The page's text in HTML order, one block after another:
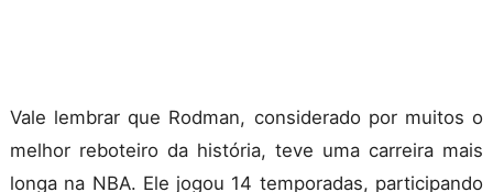
Vale lembrar que Rodman, considerado por muitos o
melhor reboteiro da história, teve uma carreira mais
longa na NBA. Ele jogou 14 temporadas, participando